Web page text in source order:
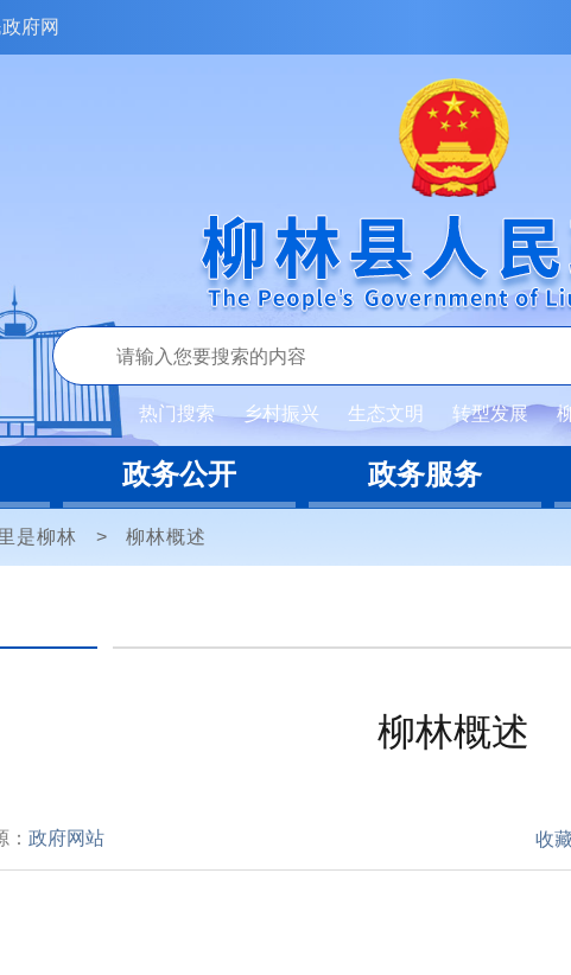
府网
热门搜索 乡村振兴 生态文明 转型发展
政务公开 政务服务
是柳林 > 柳林概述
柳林概述
：政府网站 收